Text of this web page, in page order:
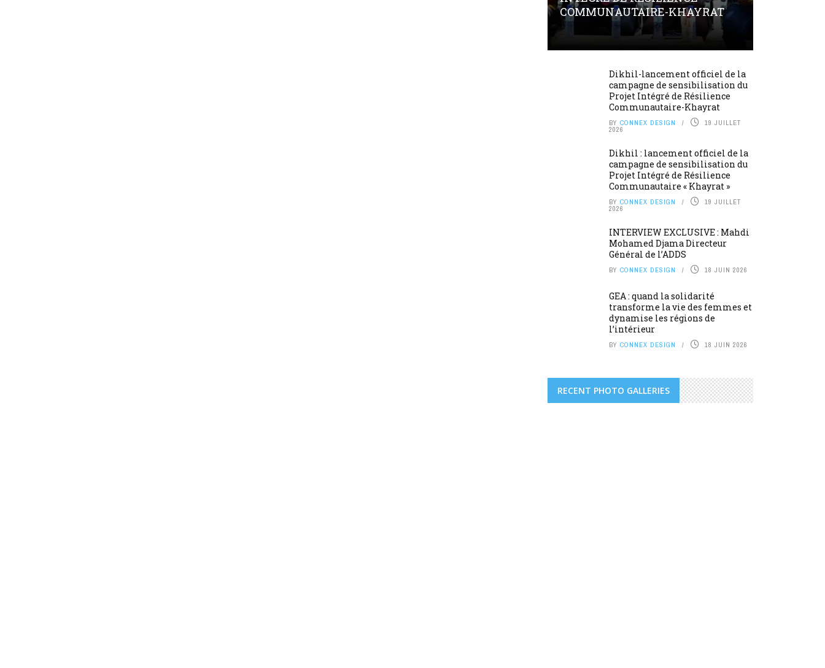
COMMUNAUTAIRE-KHAYRAT
Dikhil-lancement officiel de la
campagne de sensibilisation du
Projet Intégré de Résilience
Communautaire-Khayrat
BY CONNEX DESIGN 19 JUILLET
2026
Dikhil : lancement officiel de la
campagne de sensibilisation du
Projet Intégré de Résilience
Communautaire « Khayrat »
BY CONNEX DESIGN 19 JUILLET
2026
INTERVIEW EXCLUSIVE : Mahdi
Mohamed Djama Directeur
Général de l’ADDS
BY CONNEX DESIGN 18 JUIN 2026
GEA : quand la solidarité
transforme la vie des femmes et
dynamise les régions de
l’intérieur
BY CONNEX DESIGN 18 JUIN 2026
RECENT PHOTO GALLERIES